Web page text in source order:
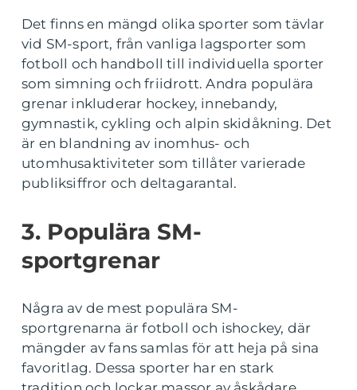
Det finns en mängd olika sporter som tävlar
vid SM-sport, från vanliga lagsporter som
fotboll och handboll till individuella sporter
som simning och friidrott. Andra populära
grenar inkluderar hockey, innebandy,
gymnastik, cykling och alpin skidåkning. Det
är en blandning av inomhus- och
utomhusaktiviteter som tillåter varierade
publiksiffror och deltagarantal.
3. Populära SM-
sportgrenar
Några av de mest populära SM-
sportgrenarna är fotboll och ishockey, där
mängder av fans samlas för att heja på sina
favoritlag. Dessa sporter har en stark